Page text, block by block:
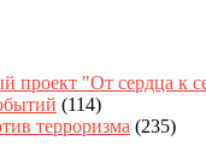
проект "От сердца к
(114)
терроризма (235)